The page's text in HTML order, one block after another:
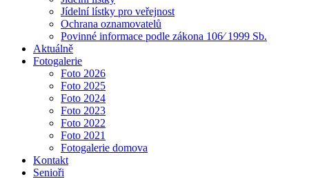
Jídelní lístky pro veřejnost
Ochrana oznamovatelů
Povinné informace podle zákona 106⁄ 1999 Sb.
Aktuálně
Fotogalerie
Foto 2026
Foto 2025
Foto 2024
Foto 2023
Foto 2022
Foto 2021
Fotogalerie domova
Kontakt
Senioři